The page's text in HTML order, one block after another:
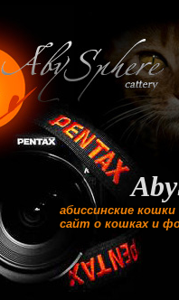
абиссинские кошки
сайт о кошках и